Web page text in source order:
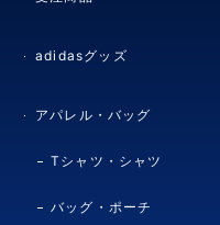
adidasグッズ
アパレル・バッグ
Tシャツ・シャツ
バッグ・ポーチ